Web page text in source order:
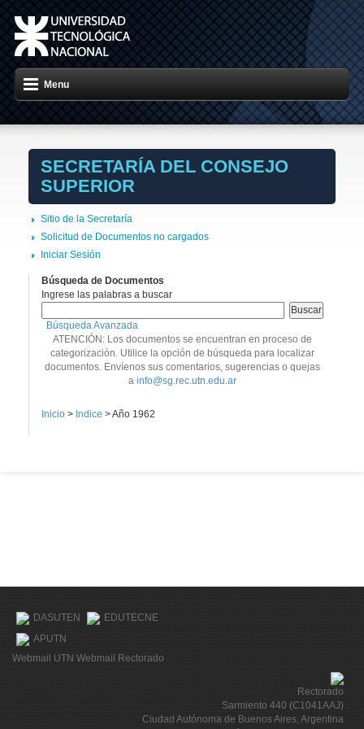
Menu
SECRETARÍA DEL CONSEJO
SUPERIOR
Sitio de la Secretaría
Solicitud de Documentos no cargados
Iniciar Sesión
Búsqueda de Documentos
Ingrese las palabras a buscar
Búsqueda Avanzada
ATENCIÓN: Los documentos se encuentran en proceso de
categorización. Utilice la opción de búsqueda para localizar
documentos. Envíenos sus comentarios, sugerencias o quejas
a info@sg.rec.utn.edu.ar
Inicio > Indice >Año 1962
DASUTEN
EDUTECNE
APUTN
Webmail UTN Webmail Rectorado
Rectorado
Sarmiento 440 (C1041AAJ)
Ciudad Autónoma de Buenos Aires, Argentina